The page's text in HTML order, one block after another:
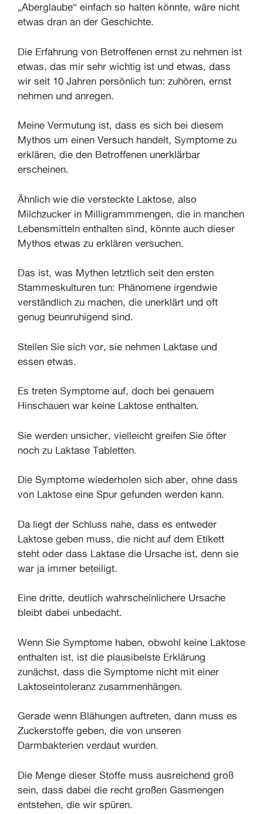
„Aberglaube“ einfach so halten könnte, wäre nicht
etwas dran an der Geschichte.
Die Erfahrung von Betroffenen ernst zu nehmen ist
etwas, das mir sehr wichtig ist und etwas, dass
wir seit 10 Jahren persönlich tun: zuhören, ernst
nehmen und anregen.
Meine Vermutung ist, dass es sich bei diesem
Mythos um einen Versuch handelt, Symptome zu
erklären, die den Betroffenen unerklärbar
erscheinen.
Ähnlich wie die versteckte Laktose, also
Milchzucker in Milligrammmengen, die in manchen
Lebensmitteln enthalten sind, könnte auch dieser
Mythos etwas zu erklären versuchen.
Das ist, was Mythen letztlich seit den ersten
Stammeskulturen tun: Phänomene irgendwie
verständlich zu machen, die unerklärt und oft
genug beunruhigend sind.
Stellen Sie sich vor, sie nehmen Laktase und
essen etwas.
Es treten Symptome auf, doch bei genauem
Hinschauen war keine Laktose enthalten.
Sie werden unsicher, vielleicht greifen Sie öfter
noch zu Laktase Tabletten.
Die Symptome wiederholen sich aber, ohne dass
von Laktose eine Spur gefunden werden kann.
Da liegt der Schluss nahe, dass es entweder
Laktose geben muss, die nicht auf dem Etikett
steht oder dass Laktase die Ursache ist, denn sie
war ja immer beteiligt.
Eine dritte, deutlich wahrscheinlichere Ursache
bleibt dabei unbedacht.
Wenn Sie Symptome haben, obwohl keine Laktose
enthalten ist, ist die plausibelste Erklärung
zunächst, dass die Symptome nicht mit einer
Laktoseintoleranz zusammenhängen.
Gerade wenn Blähungen auftreten, dann muss es
Zuckerstoffe geben, die von unseren
Darmbakterien verdaut wurden.
Die Menge dieser Stoffe muss ausreichend groß
sein, dass dabei die recht großen Gasmengen
entstehen, die wir spüren.